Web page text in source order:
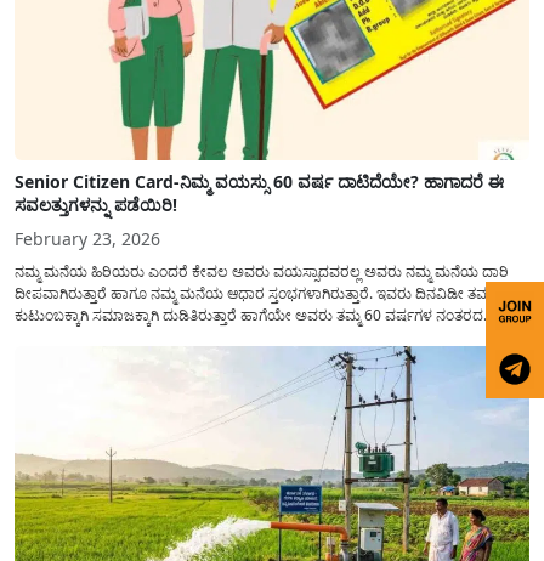
Senior Citizen Card-ನಿಮ್ಮ ವಯಸ್ಸು 60 ವರ್ಷ ದಾಟಿದೆಯೇ? ಹಾಗಾದರೆ ಈ
ಸವಲತ್ತುಗಳನ್ನು ಪಡೆಯಿರಿ!
February 23, 2026
ನಮ್ಮ ಮನೆಯ ಹಿರಿಯರು ಎಂದರೆ ಕೇವಲ ಅವರು ವಯಸ್ಸಾದವರಲ್ಲ ಅವರು ನಮ್ಮ ಮನೆಯ ದಾರಿ
ದೀಪವಾಗಿರುತ್ತಾರೆ ಹಾಗೂ ನಮ್ಮ ಮನೆಯ ಆಧಾರ ಸ್ತಂಭಗಳಾಗಿರುತ್ತಾರೆ. ಇವರು ದಿನವಿಡೀ ತಮ್ಮ
ಕುಟುಂಬಕ್ಕಾಗಿ ಸಮಾಜಕ್ಕಾಗಿ ದುಡಿತಿರುತ್ತಾರೆ ಹಾಗೆಯೇ ಅವರು ತಮ್ಮ 60 ವರ್ಷಗಳ ನಂತರದ